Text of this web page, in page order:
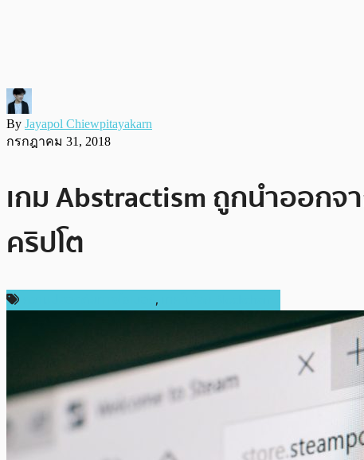
By Jayapol Chiewpitayakarn
กรกฎาคม 31, 2018
เกม Abstractism ถูกนำออกจ
คริปโต
,